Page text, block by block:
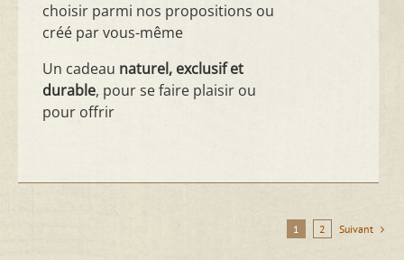
choisir parmi nos propositions ou
créé par vous-même
Un cadeau naturel, exclusif et
durable, pour se faire plaisir ou
pour offrir
1 2 Suivant